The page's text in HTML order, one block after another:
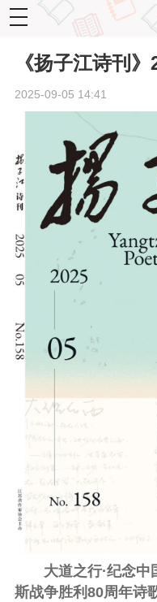
toggle
navigation
《扬子江诗刊
2025-09-05 14:41
大道之行·纪念中
斯战争胜利80周年诗